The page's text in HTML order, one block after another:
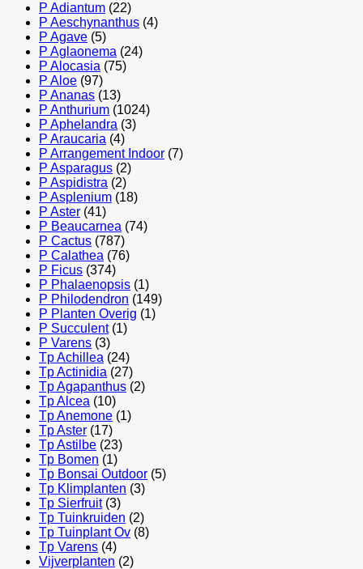
P Adiantum (22)
P Aeschynanthus (4)
P Agave (5)
P Aglaonema (24)
P Alocasia (75)
P Aloe (97)
P Ananas (13)
P Anthurium (1024)
P Aphelandra (3)
P Araucaria (4)
P Arrangement Indoor (7)
P Asparagus (2)
P Aspidistra (2)
P Asplenium (18)
P Aster (41)
P Beaucarnea (74)
P Cactus (787)
P Calathea (76)
P Ficus (374)
P Phalaenopsis (1)
P Philodendron (149)
P Planten Overig (1)
P Succulent (1)
P Varens (3)
Tp Achillea (24)
Tp Actinidia (27)
Tp Agapanthus (2)
Tp Alcea (10)
Tp Anemone (1)
Tp Aster (17)
Tp Astilbe (23)
Tp Bomen (1)
Tp Bonsai Outdoor (5)
Tp Klimplanten (3)
Tp Sierfruit (3)
Tp Tuinkruiden (2)
Tp Tuinplant Ov (8)
Tp Varens (4)
Vijverplanten (2)